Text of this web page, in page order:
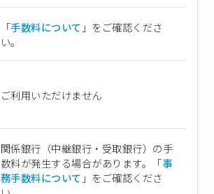
「手数料について 」をご確認くださ
い。
ご利用いただけません
関係銀行（中継銀行・受取銀行）の手
数料が発生する場合があります。「事
務手数料について 」をご確認くださ